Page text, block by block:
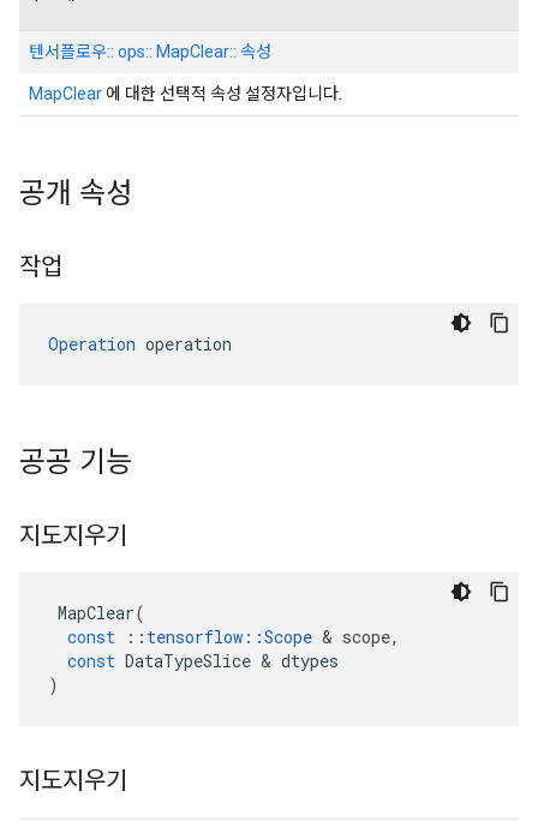
텐서플로우:: ops:: MapClear:: 속성
MapClear 에 대한 선택적 속성 설정자입니다.
공개 속성
작업
Operation operation
공공 기능
지도지우기
MapClear(
const
:: tensorflow ::Scope & scope,
const DataTypeSlice & dtypes
)
지도지우기